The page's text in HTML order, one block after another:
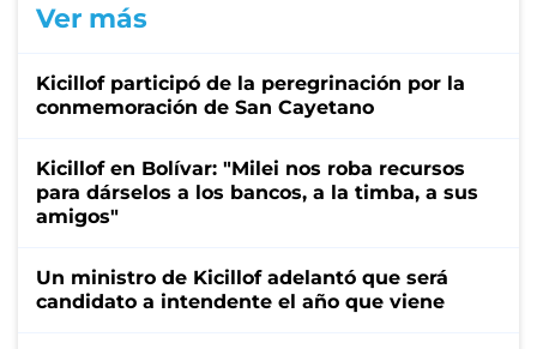
Ver más
Kicillof participó de la peregrinación por la
conmemoración de San Cayetano
Kicillof en Bolívar: "Milei nos roba recursos
para dárselos a los bancos, a la timba, a sus
amigos"
Un ministro de Kicillof adelantó que será
candidato a intendente el año que viene